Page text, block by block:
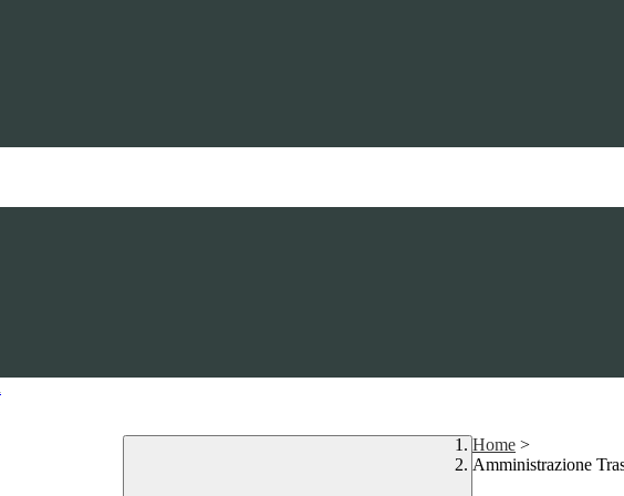
Home >
Amministrazione